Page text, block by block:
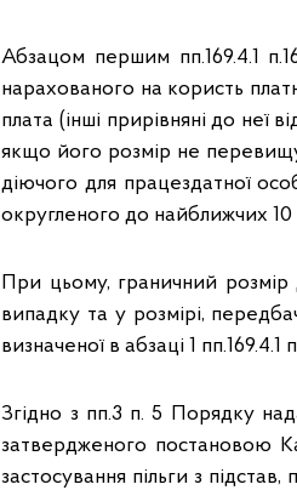
Абзацом першим пп.169.4.1
нарахованого на користь
плата (інші прирівняні до неї
якщо його розмір не
діючого для працездатної
округленого до найближчих 10
При цьому, граничний
випадку та у розмірі,
визначеної в абзаці 1 пп.169.4.1
Згідно з пп.3 п. 5 Порядку
затвердженого постановою
застосування пільги з